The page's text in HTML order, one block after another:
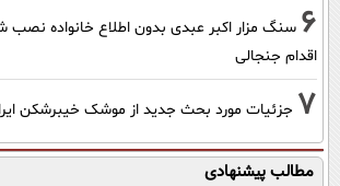
6 سنگ مزار اکبر عبدی بدون اطلاع خانواده
اقدام جنجالی
7 جزئیات مورد بحث جدید از موشک خیبرشکن
مطالب پیشنهادی